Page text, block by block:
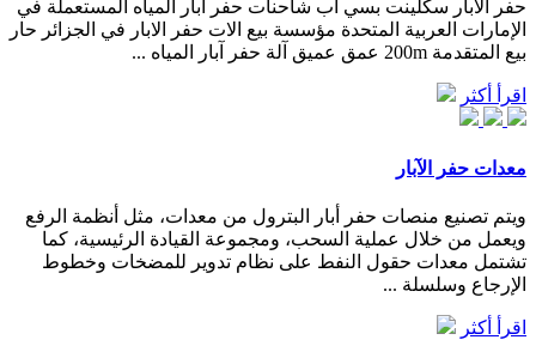
حفر الآبار سكلينت بسي أب شاحنات حفر آبار المياه المستعملة في
الإمارات العربية المتحدة مؤسسة بيع الات حفر الابار في الجزائر حار
بيع المتقدمة 200m عمق عميق آلة حفر آبار المياه ...
اقرأ أكثر
معدات حفر الآبار
ويتم تصنيع منصات حفر أبار البترول من معدات، مثل أنظمة الرفع
ويعمل من خلال عملية السحب، ومجموعة القيادة الرئيسية، كما
تشتمل معدات حقول النفط على نظام تدوير للمضخات وخطوط
الإرجاع وسلسلة ...
اقرأ أكثر